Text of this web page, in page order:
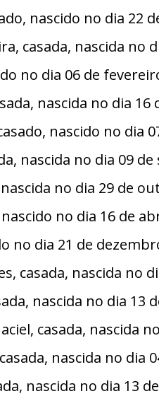
nascido no dia 22
casada, nascida no
no dia 06 de
nascida no dia
nascido no dia
nascida no dia 09
no dia 29 de
no dia 16 de
no dia 21 de
casada, nascida no
nascida no dia 13
casada, nascida
nascida no dia
nascida no dia 13